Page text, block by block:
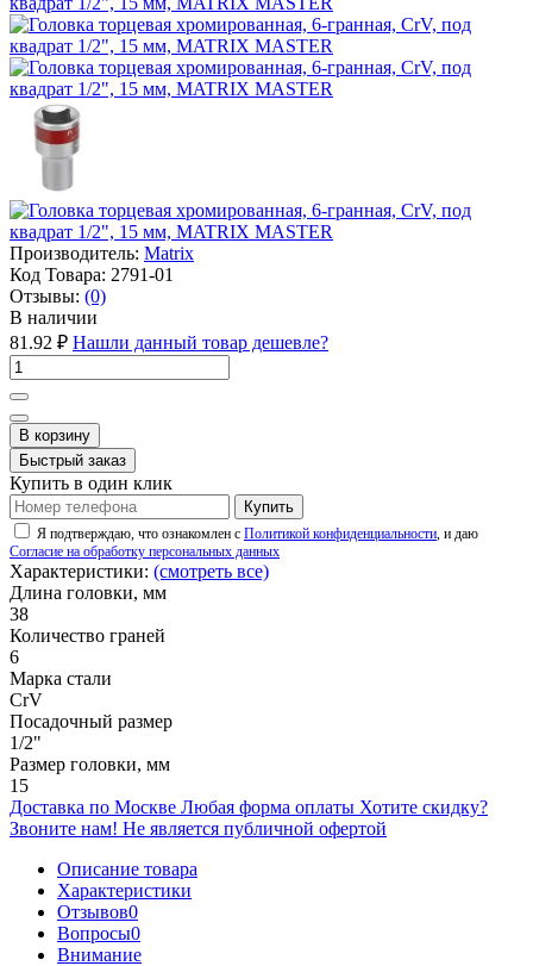
Производитель: Matrix
Код Товара: 2791-01
Отзывы: (0)
В наличии
81.92 ₽ Нашли данный товар дешевле?
В корзину
Быстрый заказ
Купить в один клик
Купить
Я подтверждаю, что ознакомлен с Политикой конфиденциальности, и даю
Согласие на обработку персональных данных
Характеристики: (смотреть все)
Длина головки, мм
38
Количество граней
6
Марка стали
CrV
Посадочный размер
1/2"
Размер головки, мм
15
Доставка по Москве Любая форма оплаты Хотите скидку?
Звоните нам! Не является публичной офертой
Описание товара
Характеристики
Отзывов0
Вопросы0
Внимание